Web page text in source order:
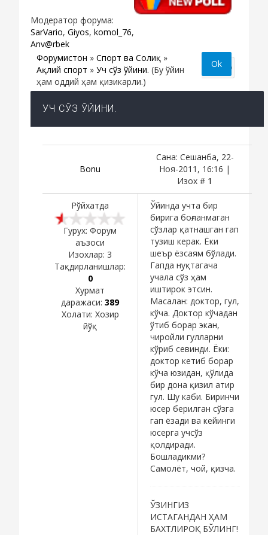
Модератор форума:
SarVario, Giyos, komol_76,
Anv@rbek
Форумистон » Спорт ва Соғлиқ »
Ақлий спорт » Уч сўз ўйини. (Бу ўйин
ҳам оддий ҳам қизикарли.)
УЧ СЎЗ ЎЙИНИ.
Bоnu
Сана: Сешанба, 22-
Ноя-2011, 16:16 |
Изох # 1
Рўйхатда
Гурух: Форум
аъзоси
Изохлар: 3
Тақдирланишлар:
0
Хурмат
даражаси: 389
Холати: Хозир
йўқ
Ўйинда учта бир
бирига боғланмаган
сўзлар қатнашган гап
тузиш керак. Ёки
шеър ёзсаям бўлади.
Гапда нуқтагача
учала сўз ҳам
иштирок этсин.
Масалан: доктор, гул,
кўча. Доктор кўчадан
ўтиб борар экан,
чиройли гулларни
кўриб севинди. Ёки:
доктор кетиб борар
кўча юзидан, қўлида
бир дона қизил атир
гул. Шу каби. Биринчи
юсер берилган сўзга
гап ёзади ва кейинги
юсерга учсўз
қолдиради.
Бошладикми?
Самолёт, чой, қизча.
ЎЗИНГИЗ
ИСТАГАНДАН ҲАМ
БАХТЛИРОҚ БЎЛИНГ!